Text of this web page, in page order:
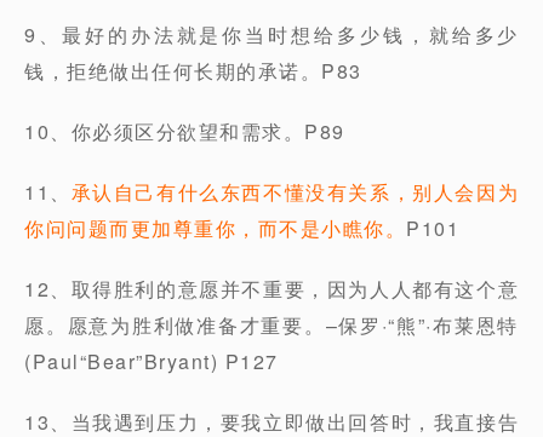
9、最好的办法就是你当时想给多少钱，就给多少
钱，拒绝做出任何长期的承诺。P83
10、你必须区分欲望和需求。P89
11、 承认自己有什么东西不懂没有关系，别人会因为
你问问题而更加尊重你，而不是小瞧你。 P101
12、取得胜利的意愿并不重要，因为人人都有这个意
愿。愿意为胜利做准备才重要。–保罗·“熊”·布莱恩特
(Paul“Bear”Bryant) P127
13、当我遇到压力，要我立即做出回答时，我直接告